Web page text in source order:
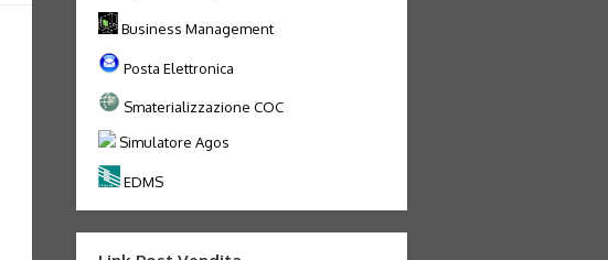
Business Management
Posta Elettronica
Smaterializzazione COC
Simulatore Agos
EDMS